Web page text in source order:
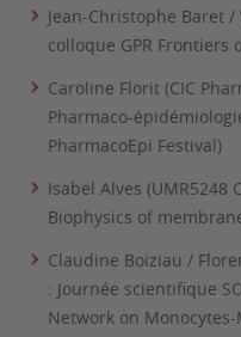
Jean-Christophe Baret /
colloque GPR Frontiers
Caroline Florit (CIC
Pharmaco-
PharmacoEpi Festival)
Isabel Alves (UMR5248
Biophysics of
Claudine Boiziau /
: Journée scientifique
Network on